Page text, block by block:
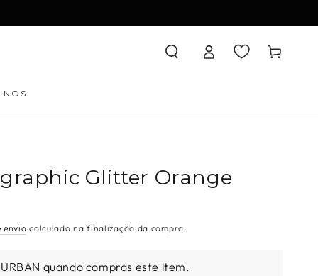
sessão
Carrinho
Glitter Orange
envio calculado na finalização da compra.
quando compras este item.